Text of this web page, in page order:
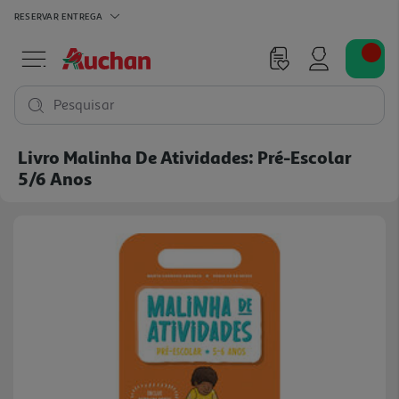
RESERVAR ENTREGA
Pesquisar
Livro Malinha De Atividades: Pré-Escolar
5/6 Anos